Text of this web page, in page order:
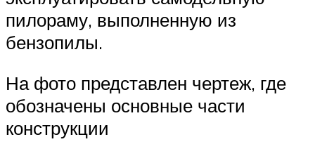
пилораму, выполненную из
бензопилы.
На фото представлен чертеж, где
обозначены основные части
конструкции